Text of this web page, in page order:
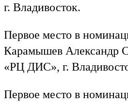
г. Владивосток.
Первое место в
Карамышев Александр
«РЦ ДИС», г.
Первое место в